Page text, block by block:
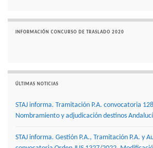
INFORMACIÓN CONCURSO DE TRASLADO 2020
ÚLTIMAS NOTICIAS
STAJ informa. Tramitación P.A. convocatoria
Nombramiento y adjudicación destinos
STAJ informa. Gestión P.A., Tramitación P.A. y